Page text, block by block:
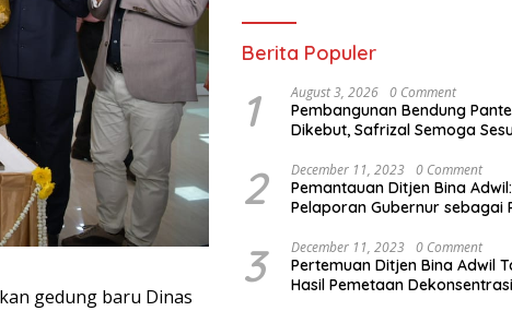
gedung baru Dinas
Berita Populer
1 August 3, 2026 0 Comment
Pembangunan Bendung
Dikebut, Safrizal Semoga
2 December 11, 2023 0 Comment
Pemantauan Ditjen Bina
Pelaporan Gubernur sebagai
3 December 11, 2023 0 Comment
Pertemuan Ditjen Bina Adwil
Hasil Pemetaan